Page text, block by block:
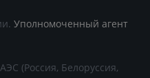
Уполномоченный агент
(Россия, Белоруссия,